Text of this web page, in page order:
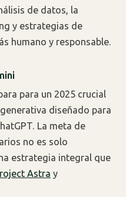
de datos, la
y estrategias de
humano y responsable.
para un 2025 crucial
diseñado para
La meta de
no es solo
estrategia integral que
Astra y